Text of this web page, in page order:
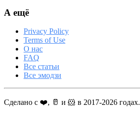
А ещё
Privacy Policy
Terms of Use
О нас
FAQ
Все статьи
Все эмодзи
Сделано с ❤️, 🥛 и 🐹 в 2017-2026 годах.